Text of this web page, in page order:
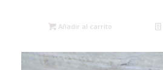
Añadir al carrito